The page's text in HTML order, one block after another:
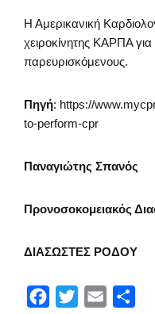
Η Αμερικανική
χειροκίνητης ΚΑΡΠΑ
παρευρισκόμενους.
Πηγή: https://
to-perform-cpr
Παναγιώτης Σπανός
Προνοσοκομειακός
ΔΙΑΣΩΣΤΕΣ ΡΟΔΟΥ